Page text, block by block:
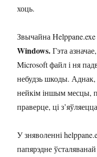
хоць.
Звычайна
Windows.Гэта
Microsoft файл і ня
небудзь шкоды. Аднак,
нейкім іншым месцы,
праверце, ці
У зняволенні
папярэдне